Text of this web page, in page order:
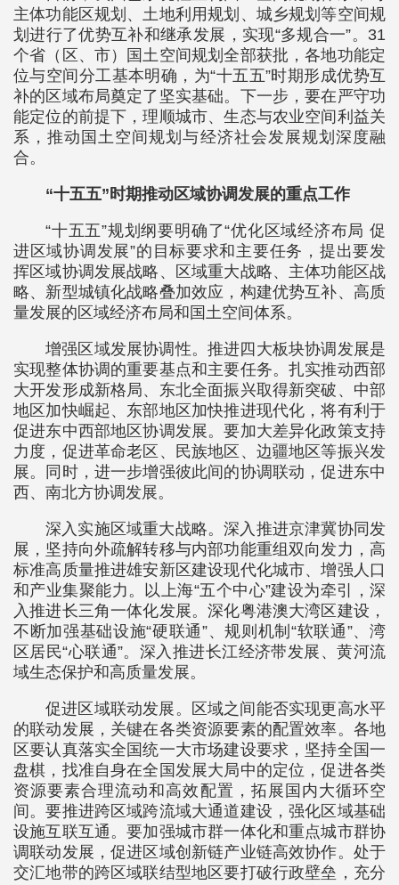
主体功能区规划、土地利用规划、城乡规划等空间规
划进行了优势互补和继承发展，实现“多规合一”。31
个省（区、市）国土空间规划全部获批，各地功能定
位与空间分工基本明确，为“十五五”时期形成优势互
补的区域布局奠定了坚实基础。下一步，要在严守功
能定位的前提下，理顺城市、生态与农业空间利益关
系，推动国土空间规划与经济社会发展规划深度融
合。
“十五五”时期推动区域协调发展的重点工作
“十五五”规划纲要明确了“优化区域经济布局 促
进区域协调发展”的目标要求和主要任务，提出要发
挥区域协调发展战略、区域重大战略、主体功能区战
略、新型城镇化战略叠加效应，构建优势互补、高质
量发展的区域经济布局和国土空间体系。
增强区域发展协调性。推进四大板块协调发展是
实现整体协调的重要基点和主要任务。扎实推动西部
大开发形成新格局、东北全面振兴取得新突破、中部
地区加快崛起、东部地区加快推进现代化，将有利于
促进东中西部地区协调发展。要加大差异化政策支持
力度，促进革命老区、民族地区、边疆地区等振兴发
展。同时，进一步增强彼此间的协调联动，促进东中
西、南北方协调发展。
深入实施区域重大战略。深入推进京津冀协同发
展，坚持向外疏解转移与内部功能重组双向发力，高
标准高质量推进雄安新区建设现代化城市、增强人口
和产业集聚能力。以上海“五个中心”建设为牵引，深
入推进长三角一体化发展。深化粤港澳大湾区建设，
不断加强基础设施“硬联通”、规则机制“软联通”、湾
区居民“心联通”。深入推进长江经济带发展、黄河流
域生态保护和高质量发展。
促进区域联动发展。区域之间能否实现更高水平
的联动发展，关键在各类资源要素的配置效率。各地
区要认真落实全国统一大市场建设要求，坚持全国一
盘棋，找准自身在全国发展大局中的定位，促进各类
资源要素合理流动和高效配置，拓展国内大循环空
间。要推进跨区域跨流域大通道建设，强化区域基础
设施互联互通。要加强城市群一体化和重点城市群协
调联动发展，促进区域创新链产业链高效协作。处于
交汇地带的跨区域联结型地区要打破行政壁垒，充分